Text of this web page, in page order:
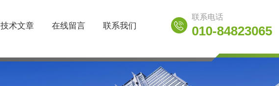
技术文章 在线留言 联系我们
联系电话
010-84823065